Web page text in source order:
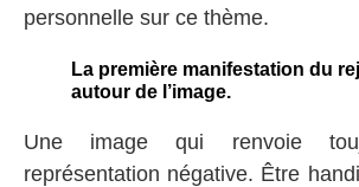
personnelle sur ce thème.
La première manifestation du
autour de l’image.
Une image qui renvoie
représentation négative. Être